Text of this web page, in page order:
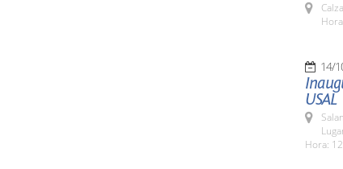
14/
USAL
Hora: